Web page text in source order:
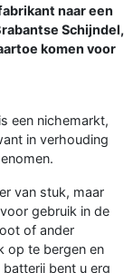
naar een
Schijndel,
komen voor
een nichemarkt,
in verhouding
van stuk, maar
gebruik in de
of ander
op te bergen en
bent u erg